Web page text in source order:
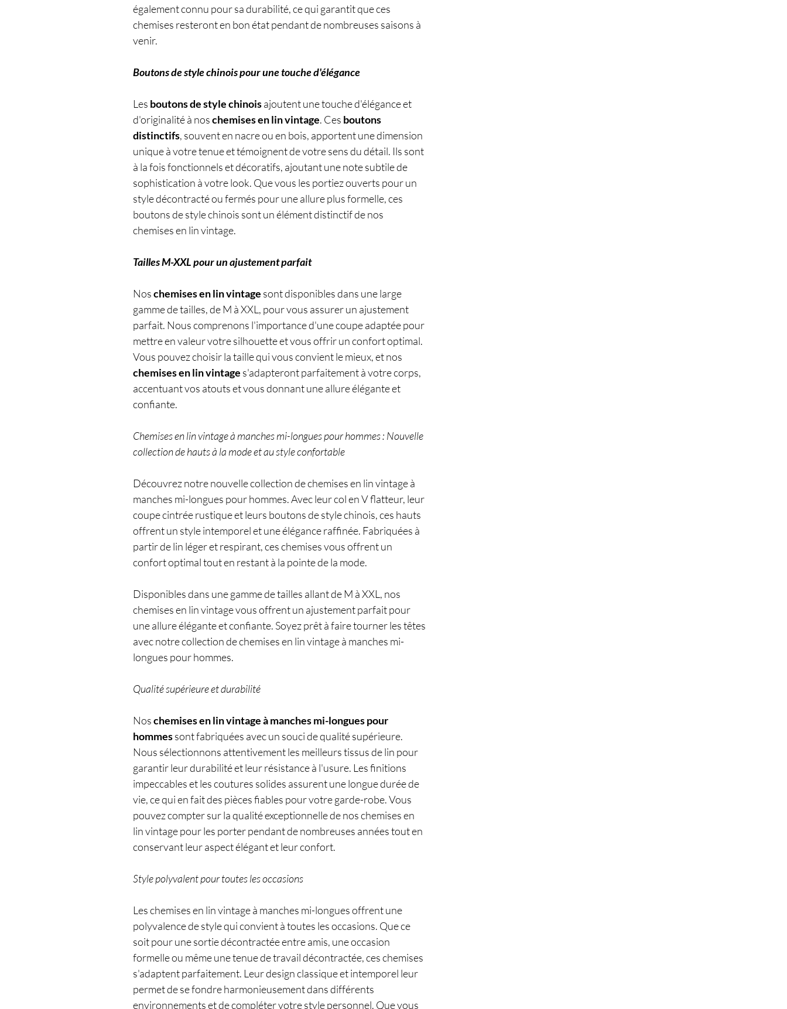
également connu pour sa durabilité, ce qui garantit que ces
chemises resteront en bon état pendant de nombreuses saisons à
venir.
Boutons de style chinois pour une touche d'élégance
Les boutons de style chinoisajoutent une touche d'élégance et
d'originalité à noschemises en lin vintage. Ces boutons
distinctifs, souvent en nacre ou en bois, apportent une dimension
unique à votre tenue et témoignent de votre sens du détail. Ils sont
à la fois fonctionnels et décoratifs, ajoutant une note subtile de
sophistication à votre look. Que vous les portiez ouverts pour un
style décontracté ou fermés pour une allure plus formelle, ces
boutons de style chinois sont un élément distinctif de nos
chemises en lin vintage.
Tailles M-XXL pour un ajustement parfait
Noschemises en lin vintage sont disponibles dans une large
gamme de tailles, de M à XXL, pour vous assurer un ajustement
parfait. Nous comprenons l'importance d'une coupe adaptée pour
mettre en valeur votre silhouette et vous offrir un confort optimal.
Vous pouvez choisir la taille qui vous convient le mieux, et nos
chemises en lin vintage s'adapteront parfaitement à votre corps,
accentuant vos atouts et vous donnant une allure élégante et
confiante.
Chemises en lin vintage à manches mi-longues pour hommes : Nouvelle
collection de hauts à la mode et au style confortable
Découvrez notre nouvelle collection de chemises en lin vintage à
manches mi-longues pour hommes. Avec leur col en V flatteur, leur
coupe cintrée rustique et leurs boutons de style chinois, ces hauts
offrent un style intemporel et une élégance raffinée. Fabriquées à
partir de lin léger et respirant, ces chemises vous offrent un
confort optimal tout en restant à la pointe de la mode.
Disponibles dans une gamme de tailles allant de M à XXL, nos
chemises en lin vintage vous offrent un ajustement parfait pour
une allure élégante et confiante. Soyez prêt à faire tourner les têtes
avec notre collection de chemises en lin vintage à manches mi-
longues pour hommes.
Qualité supérieure et durabilité
Noschemises en lin vintage à manches mi-longues pour
hommessont fabriquées avec un souci de qualité supérieure.
Nous sélectionnons attentivement les meilleurs tissus de lin pour
garantir leur durabilité et leur résistance à l'usure. Les finitions
impeccables et les coutures solides assurent une longue durée de
vie, ce qui en fait des pièces fiables pour votre garde-robe. Vous
pouvez compter sur la qualité exceptionnelle de nos chemises en
lin vintage pour les porter pendant de nombreuses années tout en
conservant leur aspect élégant et leur confort.
Style polyvalent pour toutes les occasions
Les chemises en lin vintage à manches mi-longues offrent une
polyvalence de style qui convient à toutes les occasions. Que ce
soit pour une sortie décontractée entre amis, une occasion
formelle ou même une tenue de travail décontractée, ces chemises
s'adaptent parfaitement. Leur design classique et intemporel leur
permet de se fondre harmonieusement dans différents
environnements et de compléter votre style personnel. Que vous